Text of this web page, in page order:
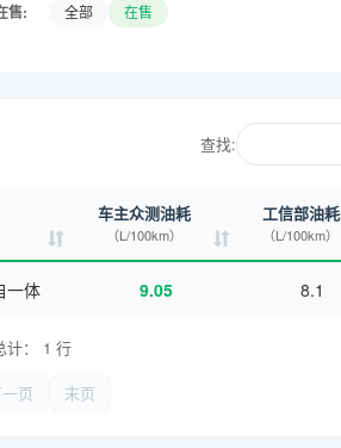
售: 全部 在售
查找:
车主众测油耗
（L/100km）
工信部油耗
（L/100km）
一体 9.05 8.1
计： 1 行
页 末页